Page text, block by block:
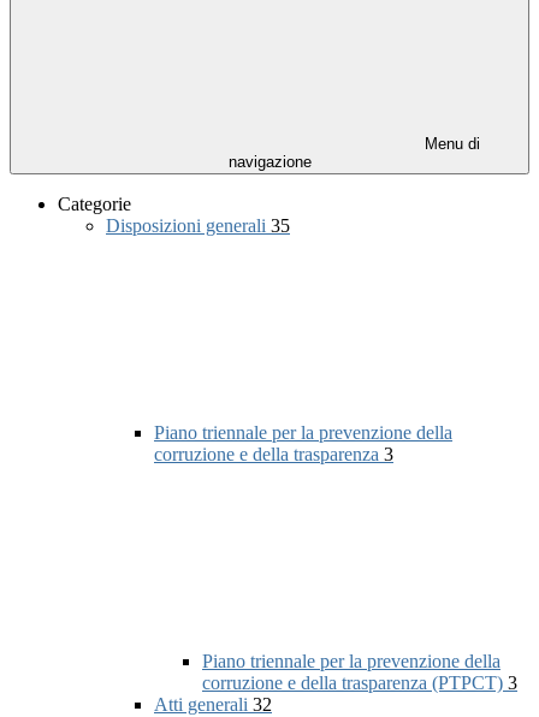
Menu di
navigazione
Categorie
Disposizioni generali 35
Piano triennale per la prevenzione della
corruzione e della trasparenza 3
Piano triennale per la prevenzione della
corruzione e della trasparenza (PTPCT) 3
Atti generali 32